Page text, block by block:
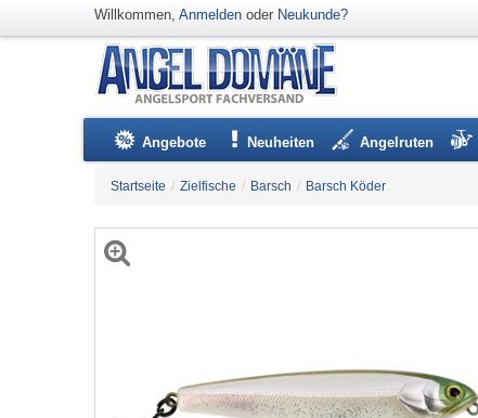
Willkommen, Anmelden oder Neukunde?
Angebote Neuheiten Angelruten
Startseite / Zielfische / Barsch / Barsch Köder